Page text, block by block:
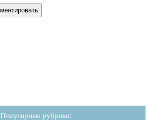
Популярные рубрики: